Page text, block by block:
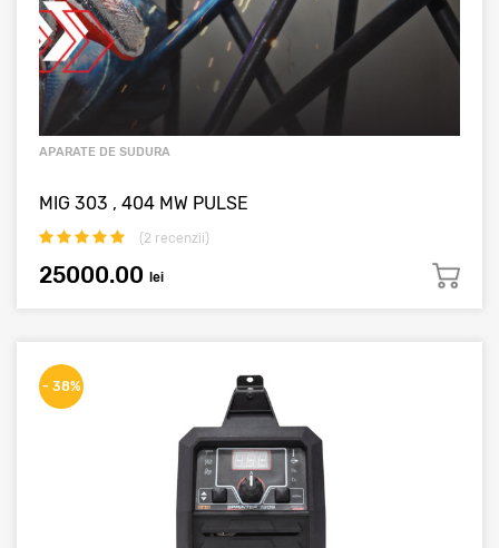
APARATE DE SUDURA
MIG 303 , 404 MW PULSE
(2 recenzii)
25000.00 lei
- 38%